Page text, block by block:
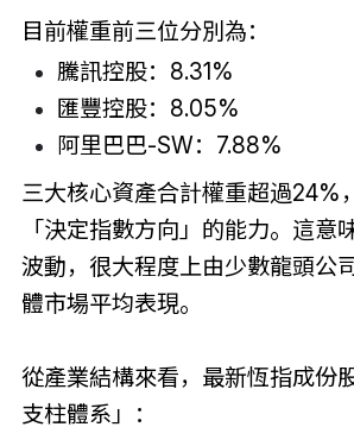
目前權重前三位分別為：
騰訊控股：8.31%
匯豐控股：8.05%
阿里巴巴-SW：7.88%
三大核心資產合計權重超過24%
「決定指數方向」的能力。這意
波動，很大程度上由少數龍頭公
體市場平均表現。
從產業結構來看，最新恆指成份
支柱體系」：